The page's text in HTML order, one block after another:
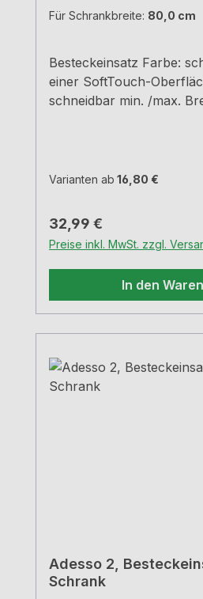
Für Schrankbreite: 80,0 cm
Besteckeinsatz Farbe:
einer SoftTouch-
schneidbar min. /max.
Varianten ab 16,80 €
Regulärer Preis:
32,99 €
Preise inkl. MwSt. zzgl.
In den
Adesso 2,
Schrank